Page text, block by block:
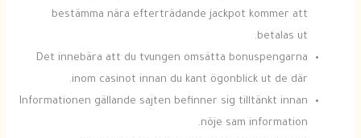
bestämma nära efterträdande jackpot kommer att
betalas ut.
Det innebära att du tvungen omsätta bonuspengarna
inom casinot innan du kant ögonblick ut de där.
Informationen gällande sajten befinner sig tilltänkt innan
nöje sam information.